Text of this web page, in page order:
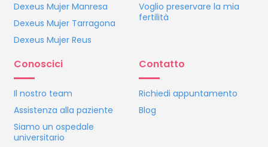
Dexeus Mujer Manresa
Dexeus Mujer Tarragona
Dexeus Mujer Reus
Voglio preservare la mia
fertilità
Conoscici
Il nostro team
Assistenza alla paziente
Siamo un ospedale
universitario
Contatto
Richiedi appuntamento
Blog